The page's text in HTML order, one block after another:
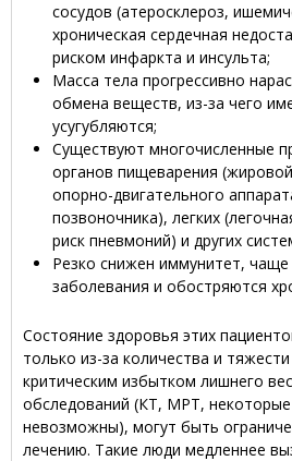
сосудов (атеросклероз,
хроническая сердечная
риском инфаркта и инсульта;
Масса тела прогрессивно
обмена веществ, из-за чего
усугубляются;
Существуют многочисленные
органов пищеварения
опорно-двигательного
позвоночника), легких
риск пневмоний) и других
Резко снижен иммунитет,
заболевания и обостряются
Состояние здоровья этих
только из-за количества и
критическим избытком лишнего
обследований (КТ, МРТ,
невозможны), могут быть
лечению. Такие люди медленнее